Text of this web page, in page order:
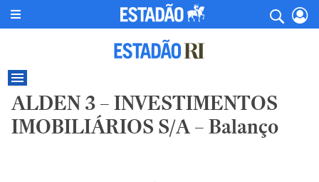
ALDEN 3 – INVESTIMENTOS
IMOBILIÁRIOS S/A – Balanço